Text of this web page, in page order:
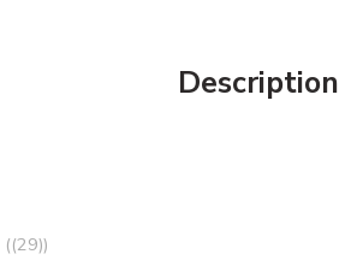
Description
(29)